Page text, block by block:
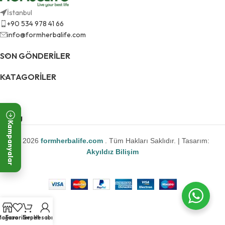
İstanbul
+90 534 978 41 66
info@formherbalife.com
SON GÖNDERILER
KATAGORILER
MENU
© 2026 formherbalife.com
. Tüm Hakları Saklıdır. | Tasarım:
Akyıldız Bilişim
Kampanyalar
FavorilerSepetHesabım